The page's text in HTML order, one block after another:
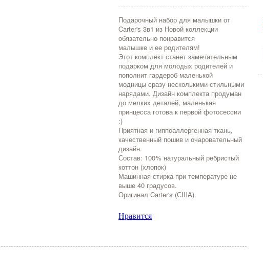
Подарочный набор для малышки от
Carter's 3в1 из Новой коллекции
обязательно понравится
малышке и ее родителям!
Этот комплект станет замечательным
подарком для молодых родителей и
пополнит гардероб маленькой
модницы сразу несколькими стильными
нарядами. Дизайн комплекта продуман
до мелких деталей, маленькая
принцесса готова к первой фотосессии
:)
Приятная и гиппоаллергенная ткань,
качественный пошив и очаровательный
дизайн.
Состав: 100% натуральный ребристый
коттон (хлопок)
Машинная стирка при температуре не
выше 40 градусов.
Оригинал Carter's (США).
Нравится